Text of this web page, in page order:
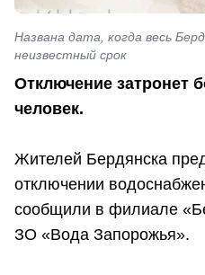
Названа дата, когда весь
неизвестный срок
Отключение затронет
человек.
Жителей Бердянска
отключении
сообщили в филиале
ЗО «Вода Запорожья».